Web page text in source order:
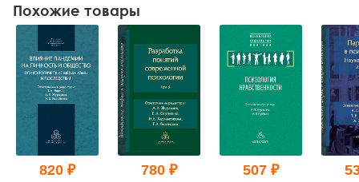
Похожие товары
820 ₽ 780 ₽ 507 ₽